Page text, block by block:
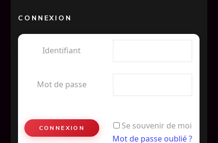
CONNEXION
Identifiant
Mot de passe
Se souvenir de moi
Mot de passe oublié ?